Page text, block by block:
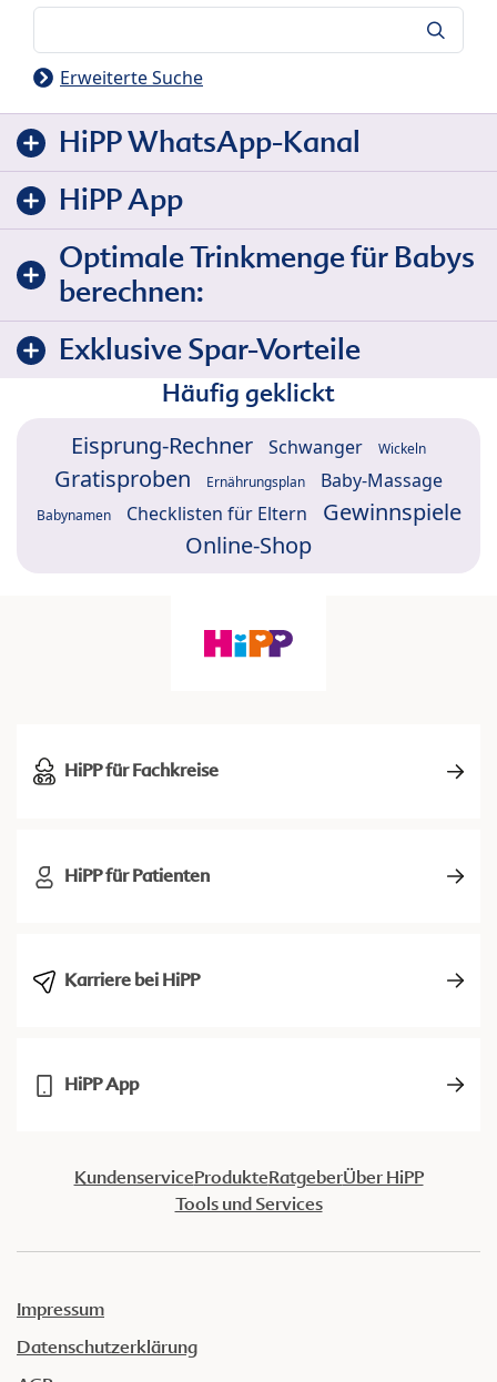
Erweiterte Suche
HiPP WhatsApp-Kanal
HiPP App
Optimale Trinkmenge für Babys
berechnen:
Exklusive Spar-Vorteile
Häufig geklickt
Eisprung-Rechner Schwanger Wickeln
Gratisproben Ernährungsplan Baby-Massage
Babynamen Checklisten für Eltern
Gewinnspiele
Online-Shop
HiPP für Fachkreise
HiPP für Patienten
Karriere bei HiPP
HiPP App
KundenserviceProdukteRatgeberÜber HiPP
Tools und Services
Impressum
Datenschutzerklärung